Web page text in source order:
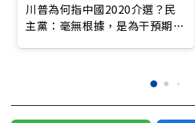
川普為何指中國2020介選？民
主黨：毫無根據，是為干預期中